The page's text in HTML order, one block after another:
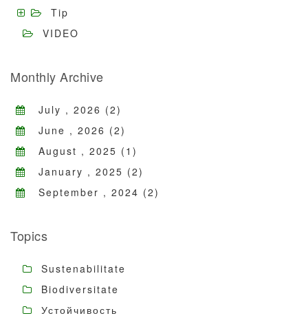
Tip
VIDEO
Monthly Archive
July , 2026 (2)
June , 2026 (2)
August , 2025 (1)
January , 2025 (2)
September , 2024 (2)
Topics
Sustenabilitate
Biodiversitate
Устойчивость